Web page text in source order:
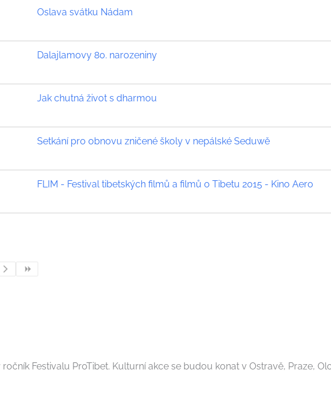
Oslava svátku Nádam
Dalajlamovy 80. narozeniny
Jak chutná život s dharmou
Setkání pro obnovu zničené školy v nepálské Seduwě
FLIM - Festival tibetských filmů a filmů o Tibetu 2015 - Kino Aero
Festivalu ProTibet. Kulturní akce se budou konat v Ostravě, Praze,